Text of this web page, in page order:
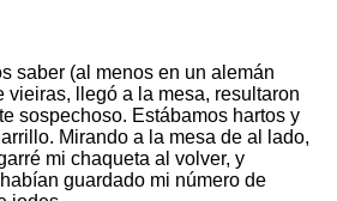
saber (al menos en un alemán
llegó a la mesa, resultaron
sospechoso. Estábamos hartos y
Mirando a la mesa de al lado,
mi chaqueta al volver, y
guardado mi número de